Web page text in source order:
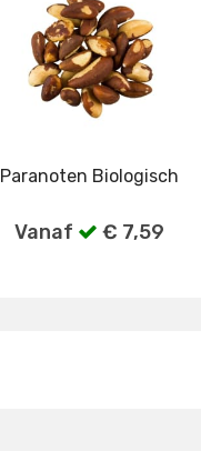
Paranoten Biologisch
Vanaf € 7,59